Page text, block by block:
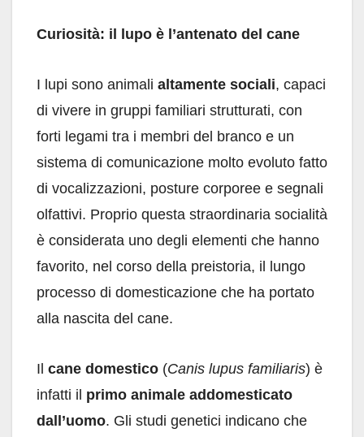
Curiosità: il lupo è l’antenato del cane
I lupi sono animali altamente sociali, capaci
di vivere in gruppi familiari strutturati, con
forti legami tra i membri del branco e un
sistema di comunicazione molto evoluto fatto
di vocalizzazioni, posture corporee e segnali
olfattivi. Proprio questa straordinaria socialità
è considerata uno degli elementi che hanno
favorito, nel corso della preistoria, il lungo
processo di domesticazione che ha portato
alla nascita del cane.
Il cane domestico (Canis lupus familiaris) è
infatti il primo animale addomesticato
dall’uomo. Gli studi genetici indicano che